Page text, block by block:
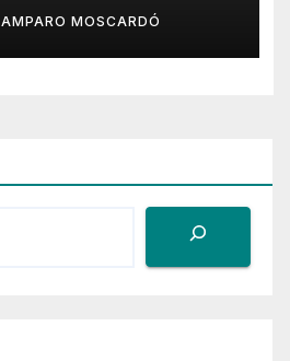
AMPARO MOSCARDÓ